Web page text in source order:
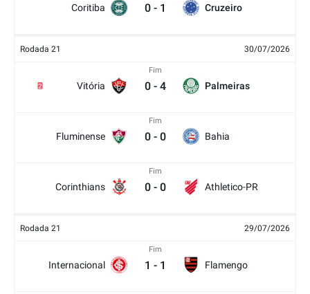
Coritiba 0 - 1 Cruzeiro
Rodada 21 30/07/2026
Vitória
2
Fim
0 - 4 Palmeiras
Fluminense
Fim
0 - 0 Bahia
Corinthians
Fim
0 - 0 Athletico-PR
Rodada 21 29/07/2026
Internacional
Fim
1 - 1 Flamengo